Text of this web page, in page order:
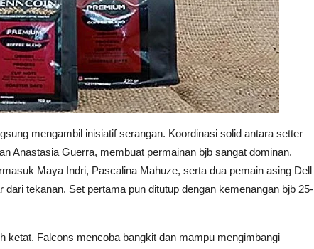
mengambil inisiatif serangan. Koordinasi solid antara setter
Anastasia Guerra, membuat permainan bjb sangat dominan.
Maya Indri, Pascalina Mahuze, serta dua pemain asing Dell
tekanan. Set pertama pun ditutup dengan kemenangan bjb 25-
ketat. Falcons mencoba bangkit dan mampu mengimbangi